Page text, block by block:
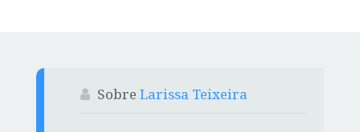
Sobre Larissa Teixeira